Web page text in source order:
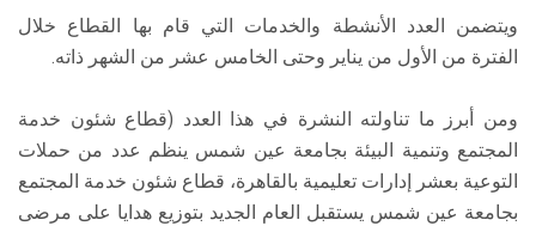
ويتضمن العدد الأنشطة والخدمات التي قام بها القطاع خلال
الفترة من الأول من يناير وحتى الخامس عشر من الشهر ذاته.
ومن أبرز ما تناولته النشرة في هذا العدد (قطاع شئون خدمة
المجتمع وتنمية البيئة بجامعة عين شمس ينظم عدد من حملات
التوعية بعشر إدارات تعليمية بالقاهرة، قطاع شئون خدمة المجتمع
بجامعة عين شمس يستقبل العام الجديد بتوزيع هدايا على مرضى